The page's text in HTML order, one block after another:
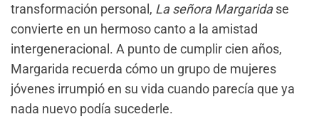
transformación personal, La señora Margaridase
convierte en un hermoso canto a la amistad
intergeneracional. A punto de cumplir cien años,
Margarida recuerda cómo un grupo de mujeres
jóvenes irrumpió en su vida cuando parecía que ya
nada nuevo podía sucederle.